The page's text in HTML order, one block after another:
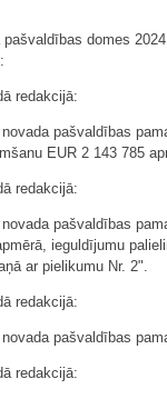
pašvaldības domes
redakcijā:
pašvaldības
EUR 2 143 785
redakcijā:
pašvaldības
ieguldījumu
ar pielikumu Nr. 2".
redakcijā:
pašvaldības
redakcijā: